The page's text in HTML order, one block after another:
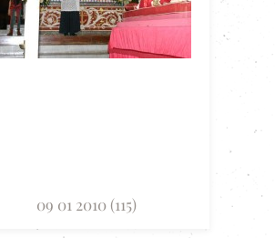
09 01 2010 (115)